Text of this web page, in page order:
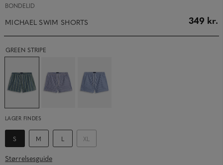
BONDELID
MICHAEL SWIM SHORTS 349 kr.
GREEN STRIPE
LAGER FINDES
S M L XL
Størrelsesguide